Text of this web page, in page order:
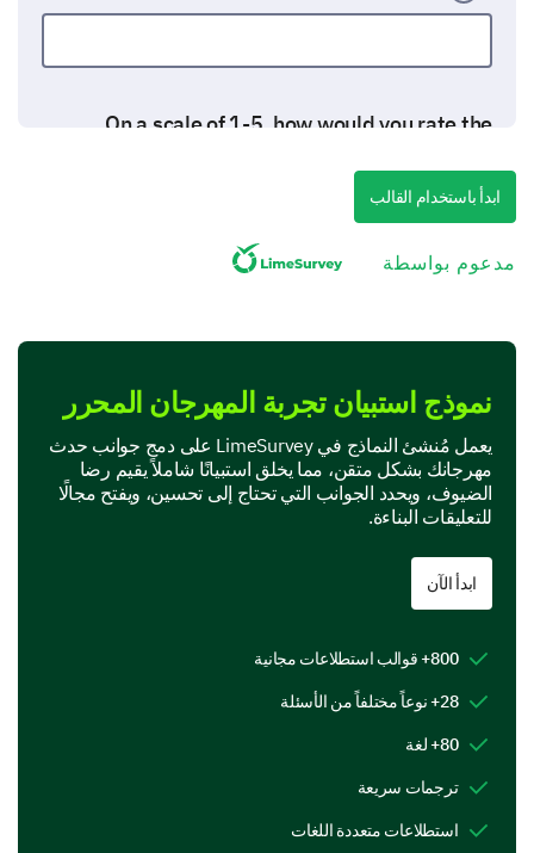
On a scale of 1-5, how would you rate the
Options:
1 - Very poor
2 - Poor
5 - Very good
1
2
3
4
5
What were the highlights of the festival for
you?
Musical performances
Vendor stalls
Other:
Share details about your engagement
ابدأ باستخدام القالب
مدعوم بواسطة
نموذج استبيان تجربة المهرجان المحرر
يعمل مُنشئ النماذج في LimeSurvey على دمج جوانب حدث
مهرجانك بشكل متقن، مما يخلق استبيانًا شاملاً يقيم رضا
الضيوف، ويحدد الجوانب التي تحتاج إلى تحسين، ويفتح مجالًا
للتعليقات البناءة.
ابدأ الآن
800+ قوالب استطلاعات مجانية
28+ نوعاً مختلفاً من الأسئلة
80+ لغة
ترجمات سريعة
استطلاعات متعددة اللغات